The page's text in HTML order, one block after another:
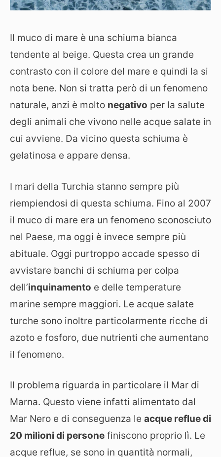
Il muco di mare è una schiuma bianca
tendente al beige. Questa crea un grande
contrasto con il colore del mare e quindi la si
nota bene. Non si tratta però di un fenomeno
naturale, anzi è molto negativo per la salute
degli animali che vivono nelle acque salate in
cui avviene. Da vicino questa schiuma è
gelatinosa e appare densa.
I mari della Turchia stanno sempre più
riempiendosi di questa schiuma. Fino al 2007
il muco di mare era un fenomeno sconosciuto
nel Paese, ma oggi è invece sempre più
abituale. Oggi purtroppo accade spesso di
avvistare banchi di schiuma per colpa
dell’inquinamento e delle temperature
marine sempre maggiori. Le acque salate
turche sono inoltre particolarmente ricche di
azoto e fosforo, due nutrienti che aumentano
il fenomeno.
Il problema riguarda in particolare il Mar di
Marna. Questo viene infatti alimentato dal
Mar Nero e di conseguenza le acque reflue di
20 milioni di persone finiscono proprio lì. Le
acque reflue, se sono in quantità normali,